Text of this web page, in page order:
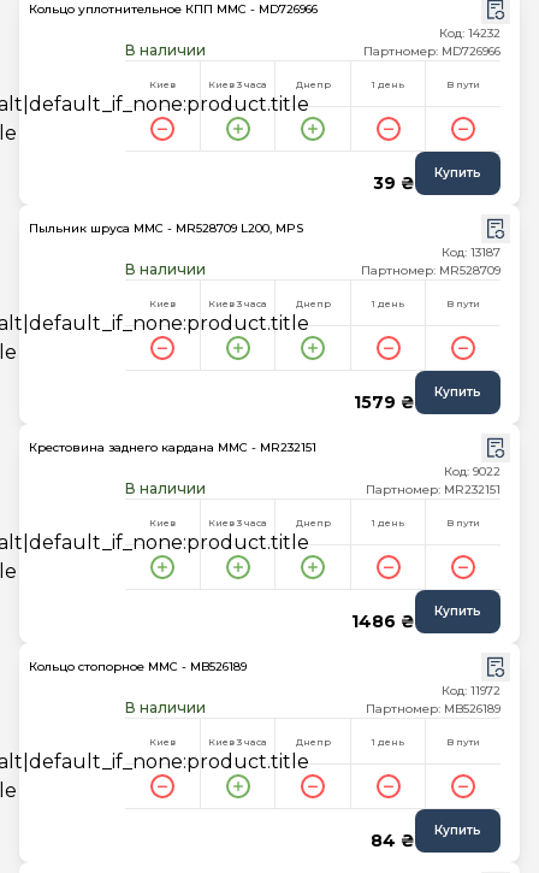
Кольцо уплотнительное КПП MMC - MD726966
В наличии
Код: 14232
Партномер: MD726966
Киев Киев 3 часа Днепр 1 день В пути
39 ₴ Купить
Пыльник шруса MMC - MR528709 L200, MPS
В наличии
Код: 13187
Партномер: MR528709
Киев Киев 3 часа Днепр 1 день В пути
1579 ₴ Купить
Крестовина заднего кардана MMC - MR232151
В наличии
Код: 9022
Партномер: MR232151
Киев Киев 3 часа Днепр 1 день В пути
1486 ₴ Купить
Кольцо стопорное MMC - MB526189
В наличии
Код: 11972
Партномер: MB526189
Киев Киев 3 часа Днепр 1 день В пути
84 ₴ Купить